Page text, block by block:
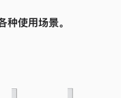
种使用场景。